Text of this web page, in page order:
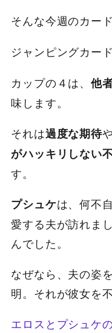
そんな今週のカード
ジャンピングカー
カップの４は、他
味します。
それは過度な期待
がハッキリしない
す。
プシュケは、何不
愛する夫が訪れま
んでした。
なぜなら、夫の姿
明。それが彼女を
エロスとプシュケ